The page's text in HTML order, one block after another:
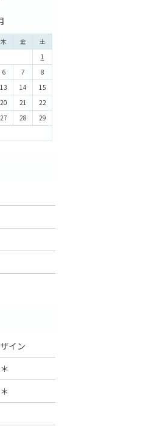
木 金 土
1
6 7
8
13 14
15
20 21
22
27 28
29
イン